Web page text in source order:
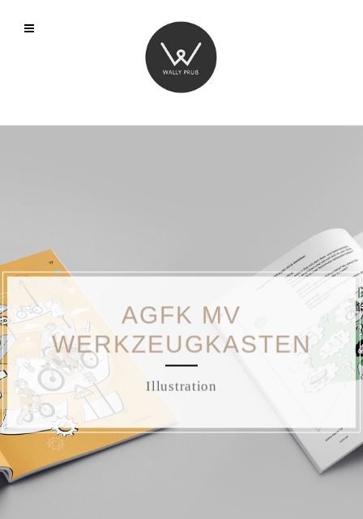
AGFK MV
WERKZEUGKASTEN
Illustration